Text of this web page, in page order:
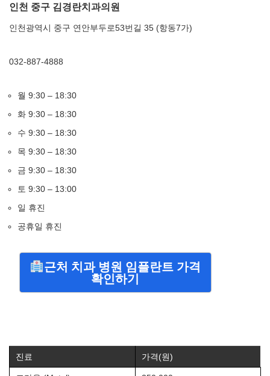
인천 중구 김경란치과의원
인천광역시 중구 연안부두로53번길 35 (항동7가)
032-887-4888
월 9:30 – 18:30
화 9:30 – 18:30
수 9:30 – 18:30
목 9:30 – 18:30
금 9:30 – 18:30
토 9:30 – 13:00
일 휴진
공휴일 휴진
근처 치과 병원 임플란트 가격
확인하기
진료 가격(원)